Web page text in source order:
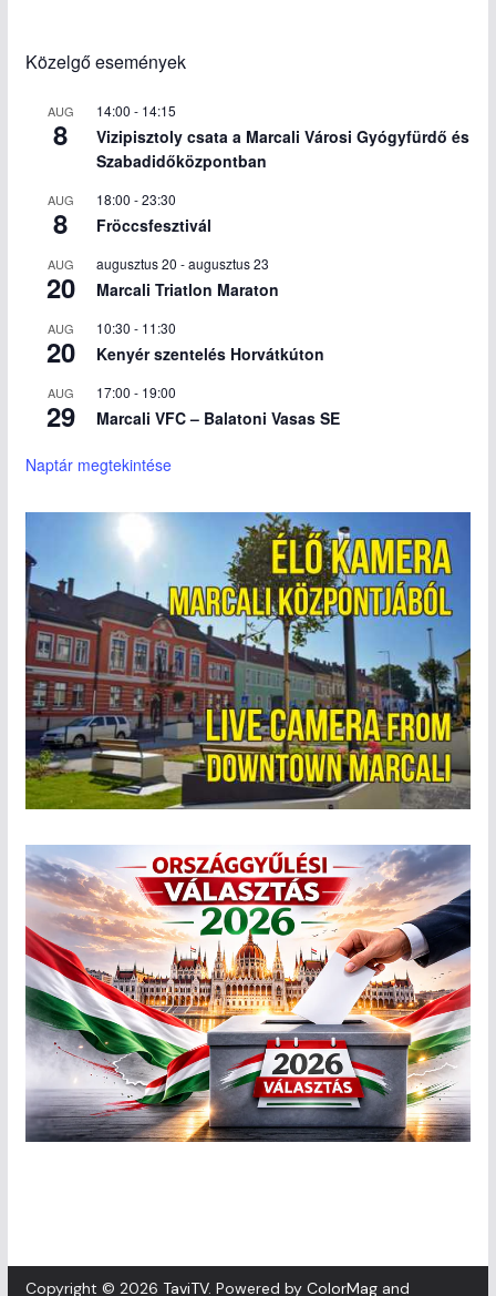
Közelgő események
AUG
8
14:00 - 14:15
Vizipisztoly csata a Marcali Városi Gyógyfürdő és
Szabadidőközpontban
AUG
8
18:00 -23:30
Fröccsfesztivál
AUG
20
augusztus 20 -augusztus 23
Marcali Triatlon Maraton
AUG
20
10:30 - 11:30
Kenyér szentelés Horvátkúton
AUG
29
17:00 - 19:00
Marcali VFC – Balatoni Vasas SE
Naptár megtekintése
Copyright © 2026 TaviTV. Powered by ColorMagand